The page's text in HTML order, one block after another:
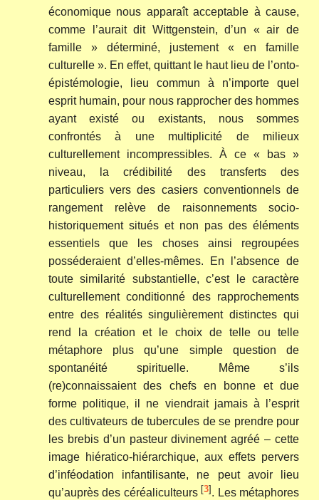
économique nous apparaît acceptable à cause,
comme l’aurait dit Wittgenstein, d’un « air de
famille » déterminé, justement « en famille
culturelle ». En effet, quittant le haut lieu de l’onto-
épistémologie, lieu commun à n’importe quel
esprit humain, pour nous rapprocher des hommes
ayant existé ou existants, nous sommes
confrontés à une multiplicité de milieux
culturellement incompressibles. À ce « bas »
niveau, la crédibilité des transferts des
particuliers vers des casiers conventionnels de
rangement relève de raisonnements socio-
historiquement situés et non pas des éléments
essentiels que les choses ainsi regroupées
posséderaient d’elles-mêmes. En l’absence de
toute similarité substantielle, c’est le caractère
culturellement conditionné des rapprochements
entre des réalités singulièrement distinctes qui
rend la création et le choix de telle ou telle
métaphore plus qu’une simple question de
spontanéité spirituelle. Même s’ils
(re)connaissaient des chefs en bonne et due
forme politique, il ne viendrait jamais à l’esprit
des cultivateurs de tubercules de se prendre pour
les brebis d’un pasteur divinement agréé – cette
image hiératico-hiérarchique, aux effets pervers
d’inféodation infantilisante, ne peut avoir lieu
qu’auprès des céréaliculteurs [3]. Les métaphores